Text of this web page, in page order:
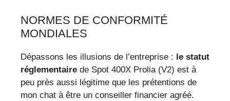
NORMES DE CONFORMITÉ
MONDIALES
Dépassons les illusions de l’entreprise : le statut
réglementaire de Spot 400X Prolia (V2) est à
peu près aussi légitime que les prétentions de
mon chat à être un conseiller financier agréé.